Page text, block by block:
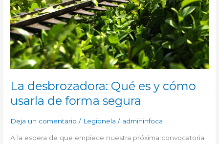
La desbrozadora: Qué es y cómo
usarla de forma segura
Deja un comentario / Legionela / admininfoca
A la espera de que empiece nuestra próxima convocatoria
FORMA
SEGURA